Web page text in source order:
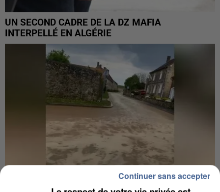
UN SECOND CADRE DE LA DZ MAFIA
INTERPELLÉ EN ALGÉRIE
Continuer sans accepter